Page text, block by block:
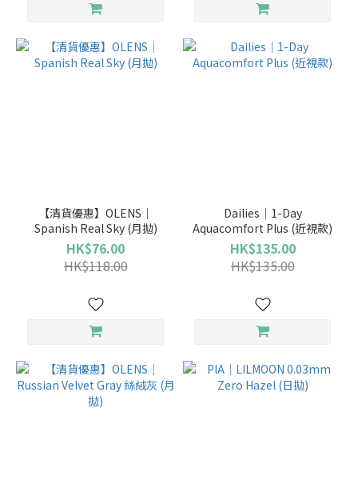
(12)
博
(3)
Dailies
看
更
【清貨優惠】OLENS｜
Spanish Real Sky (月拋)
HK$76.00
HK$118.00
Dailies｜1-Day
Aquacomfort Plus (近視款)
HK$135.00
HK$135.00